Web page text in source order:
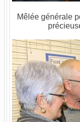
Mêlée générale